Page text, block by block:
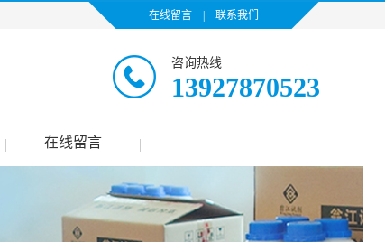
在线留言 联系我们
咨询热线
13927870523
在线留言